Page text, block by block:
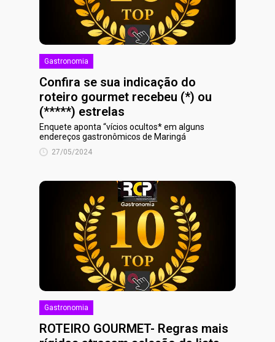
Gastronomia
Confira se sua indicação do
roteiro gourmet recebeu (*) ou
(*****) estrelas
Enquete aponta “vícios ocultos* em alguns
endereços gastronômicos de Maringá
27/05/2024
Gastronomia
ROTEIRO GOURMET- Regras mais